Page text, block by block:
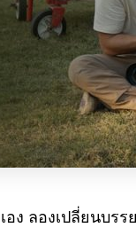
ง ลองเปลี่ยนบ